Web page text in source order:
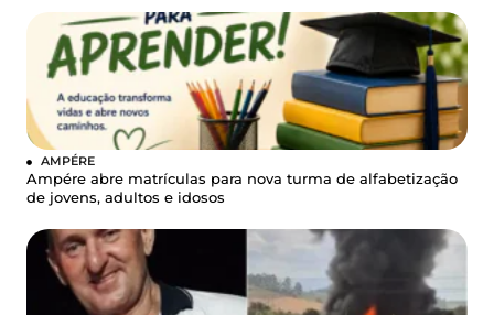
AMPÉRE
Ampére abre matrículas para nova turma de alfabetização
de jovens, adultos e idosos